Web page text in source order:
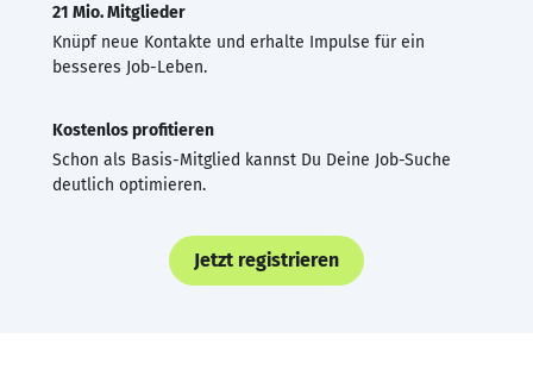
21 Mio. Mitglieder
Knüpf neue Kontakte und erhalte Impulse für ein
besseres Job-Leben.
Kostenlos profitieren
Schon als Basis-Mitglied kannst Du Deine Job-Suche
deutlich optimieren.
Jetzt registrieren